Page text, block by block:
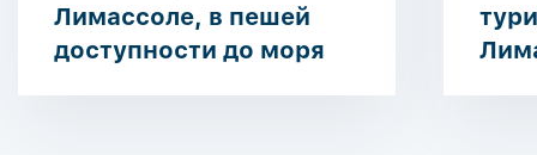
Лимассоле, в пешей
доступности до моря